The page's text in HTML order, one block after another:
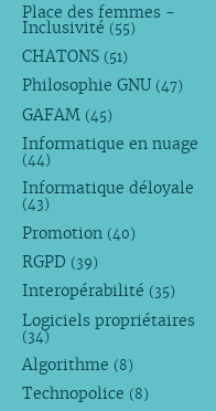
Place des femmes -
Inclusivité (55)
CHATONS (51)
Philosophie GNU (47)
GAFAM (45)
Informatique en nuage
(44)
Informatique déloyale
(43)
Promotion (40)
RGPD (39)
Interopérabilité (35)
Logiciels propriétaires
(34)
Algorithme (8)
Technopolice (8)